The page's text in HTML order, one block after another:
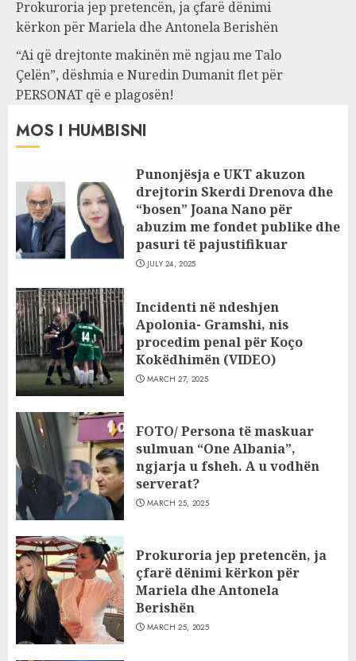
Prokuroria jep pretencën, ja çfarë dënimi
kërkon për Mariela dhe Antonela Berishën
“Ai që drejtonte makinën më ngjau me Talo
Çelën”, dëshmia e Nuredin Dumanit flet për
PERSONAT që e plagosën!
MOS I HUMBISNI
Punonjësja e UKT akuzon
drejtorin Skerdi Drenova dhe
“bosen” Joana Nano për
abuzim me fondet publike dhe
pasuri të pajustifikuar
JULY 24, 2025
Incidenti në ndeshjen
Apolonia- Gramshi, nis
procedim penal për Koço
Kokëdhimën (VIDEO)
MARCH 27, 2025
FOTO/ Persona të maskuar
sulmuan “One Albania”,
ngjarja u fsheh. A u vodhën
serverat?
MARCH 25, 2025
Prokuroria jep pretencën, ja
çfarë dënimi kërkon për
Mariela dhe Antonela
Berishën
MARCH 25, 2025